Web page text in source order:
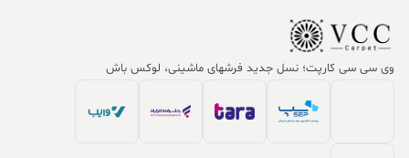
وی سی سی کارپت؛ نسل جدید فرشهای ماشینی، لوکس باش